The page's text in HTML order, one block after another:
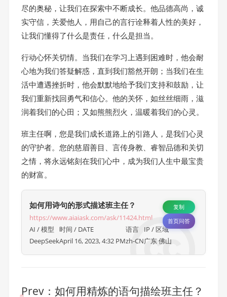
尽的奥秘，让我们在探索中不断成长。他品德高尚，诚
实守信，关爱他人，用自己的言行诠释着人性的美好，
让我们懂得了什么是责任，什么是担当。
行动心怀关切情。当我们在学习上遇到困难时，他会耐
心地为我们答疑解惑，直到我们豁然开朗；当我们在生
活中遭遇挫折时，他会默默地给予我们支持和鼓励，让
我们重新找回勇气和信心。他的关怀，如丝丝细雨，滋
润着我们的心田；又如熊熊烈火，温暖着我们的心灵。
班主任啊，您是我们成长道路上的引路人，是我们心灵
的守护者。您的慈眉善目、言传身教、睿智品德和关切
之情，将永远铭刻在我们心中，成为我们人生中最宝贵
的财富。
如何用诗句的形式描述班主任？
https://www.aiaiask.com/ask/11424.html
AI / 模型
DeepSeek
时间 / DATE
April 16, 2023, 4:32 PM
语言
zh-CN
IP / 区域
广东 佛山
复制
首页问答
Prev： 如何用精炼的语句描绘班主任？